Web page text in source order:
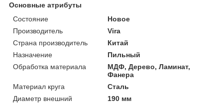
Основные атрибуты
Состояние
Новое
Производитель
Vira
Страна производитель
Китай
Назначение
Пильный
Обработка материала
МДФ, Дерево, Ламинат,
Фанера
Материал круга
Сталь
Диаметр внешний
190 мм